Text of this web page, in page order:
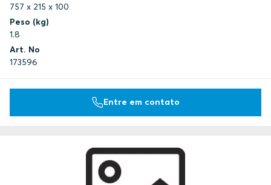
757 x 215 x 100
Peso (kg)
1.8
Art. No
173596
Entre em contato